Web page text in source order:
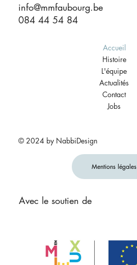
info@mmfaubourg.be
084 44 54 84
Accueil
Histoire
L'équipe
Actualités
Contact
Jobs
Mentions légales
© 2024 by NabbiDesign
Avec le soutien de